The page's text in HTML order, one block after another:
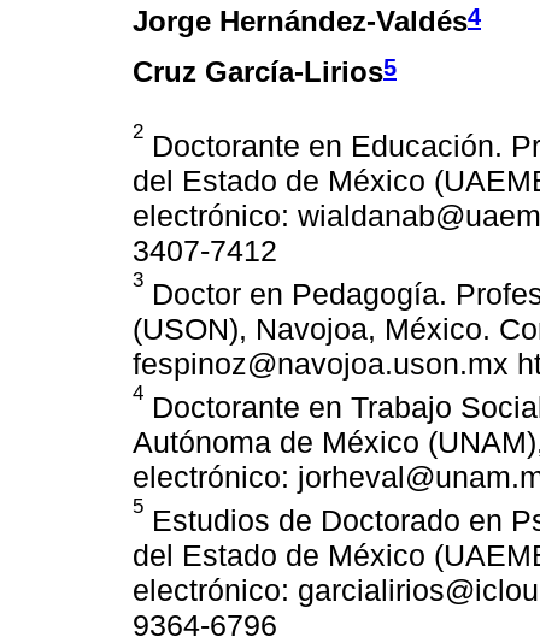
Jorge Hernández-Valdés4
Cruz García-Lirios5
2 Doctorante en Educación.
del Estado de México
electrónico:
3407-7412
3 Doctor en Pedagogía.
(USON), Navojoa, México.
fespinoz@navojoa.uson.mx
4 Doctorante en Trabajo
Autónoma de México
electrónico:
5 Estudios de Doctorado en
del Estado de México
electrónico:
9364-6796